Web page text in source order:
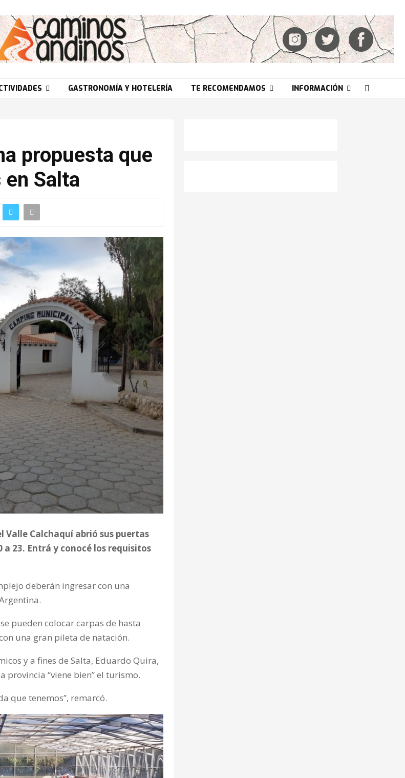
GASTRONOMÍA Y HOTELERÍA TE RECOMENDAMOS INFORMACIÓN
propuesta que
Salta
Valle Calchaquí abrió sus puertas
23. Entrá y conocé los requisitos
deberán ingresar con una
pueden colocar carpas de hasta
una gran pileta de natación.
y a fines de Salta, Eduardo Quira,
provincia “viene bien” el turismo.
que tenemos”, remarcó.